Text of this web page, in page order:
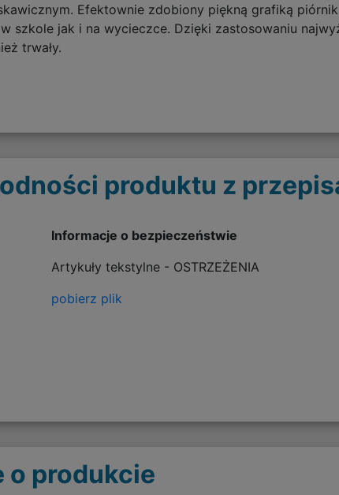
Efektownie zdobiony piękną grafiką
szkole jak i na wycieczce. Dzięki zastosowaniu
trwały.
produktu z
Informacje o bezpieczeństwie
Artykuły tekstylne - OSTRZEŻENIA
pobierz plik
o produkcie